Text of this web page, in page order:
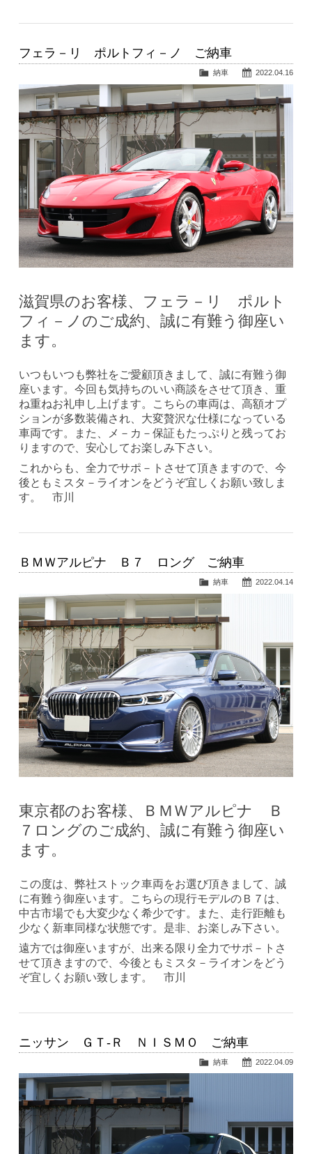
フェラ－リ ポルトフィ－ノ ご納車
2022.04.16
納車
滋賀県のお客様、フェラ－リ ポルト
フィ－ノのご成約、誠に有難う御座い
ます。
いつもいつも弊社をご愛顧頂きまして、誠に有難う御
座います。今回も気持ちのいい商談をさせて頂き、重
ね重ねお礼申し上げます。こちらの車両は、高額オプ
ションが多数装備され、大変贅沢な仕様になっている
車両です。また、メ－カ－保証もたっぷりと残ってお
りますので、安心してお楽しみ下さい。
これからも、全力でサポ－トさせて頂きますので、今
後ともミスタ－ライオンをどうぞ宜しくお願い致しま
す。 市川
ＢＭＷアルピナ Ｂ７ ロング ご納車
2022.04.14
納車
東京都のお客様、ＢＭＷアルピナ Ｂ
７ロングのご成約、誠に有難う御座い
ます。
この度は、弊社ストック車両をお選び頂きまして、誠
に有難う御座います。こちらの現行モデルのＢ７は、
中古市場でも大変少なく希少です。また、走行距離も
少なく新車同様な状態です。是非、お楽しみ下さい。
遠方では御座いますが、出来る限り全力でサポ－トさ
せて頂きますので、今後ともミスタ－ライオンをどう
ぞ宜しくお願い致します。 市川
ニッサン ＧＴ-Ｒ ＮＩＳＭＯ ご納車
2022.04.09
納車